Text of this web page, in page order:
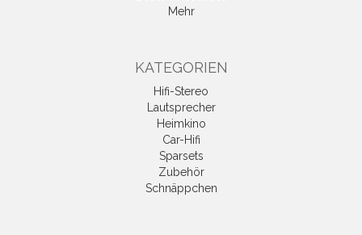
Mehr
KATEGORIEN
Hifi-Stereo
Lautsprecher
Heimkino
Car-Hifi
Sparsets
Zubehör
Schnäppchen